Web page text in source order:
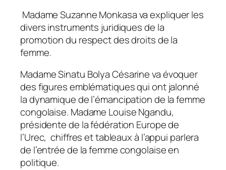
Madame Suzanne Monkasa va expliquer les
divers instruments juridiques de la
promotion du respect des droits de la
femme.
Madame Sinatu Bolya Césarine va évoquer
des figures emblématiques qui ont jalonné
la dynamique de l’émancipation de la femme
congolaise. Madame Louise Ngandu,
présidente de la fédération Europe de
l’Urec, chiffres et tableaux à l’appui parlera
de l’entrée de la femme congolaise en
politique.